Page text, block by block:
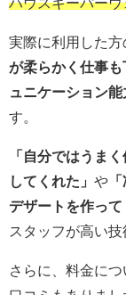
ハウスキーパー
実際に利用した方
が柔らかく仕事も
ュニケーション能
す。
「自分ではうま
してくれた」 や
デザートを作って
スタッフが高い技
さらに、料金につ